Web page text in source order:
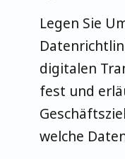
Legen Sie
digitalen
fest und
welche